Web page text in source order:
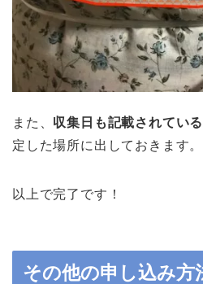
また、 収集日も記載されている
定した場所に出しておきます。
以上で完了です！
その他の申し込み方